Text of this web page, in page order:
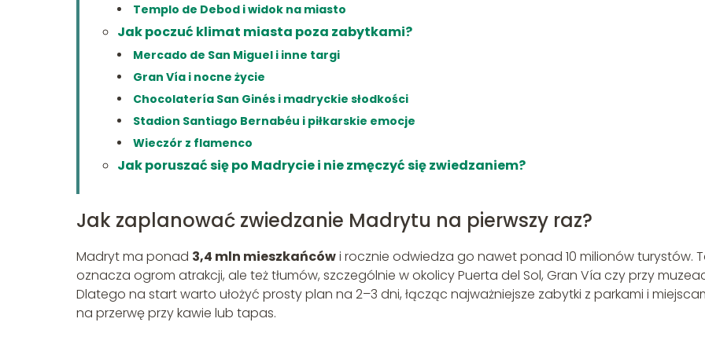
Templo de Debod i widok na miasto
Jak poczuć klimat miasta poza zabytkami?
Mercado de San Miguel i inne targi
Gran Vía i nocne życie
Chocolatería San Ginés i madryckie słodkości
Stadion Santiago Bernabéu i piłkarskie emocje
Wieczór z flamenco
Jak poruszać się po Madrycie i nie zmęczyć się zwiedzaniem?
Jak zaplanować zwiedzanie Madrytu na pierwszy raz?
Madryt ma ponad 3,4 mln mieszkańcówi rocznie odwiedza go nawet ponad 10 milionów turystów.
oznacza ogrom atrakcji, ale też tłumów, szczególnie w okolicy Puerta del Sol, Gran Vía czy przy
Dlatego na start warto ułożyć prosty plan na 2–3 dni, łącząc najważniejsze zabytki z parkami i
na przerwę przy kawie lub tapas.